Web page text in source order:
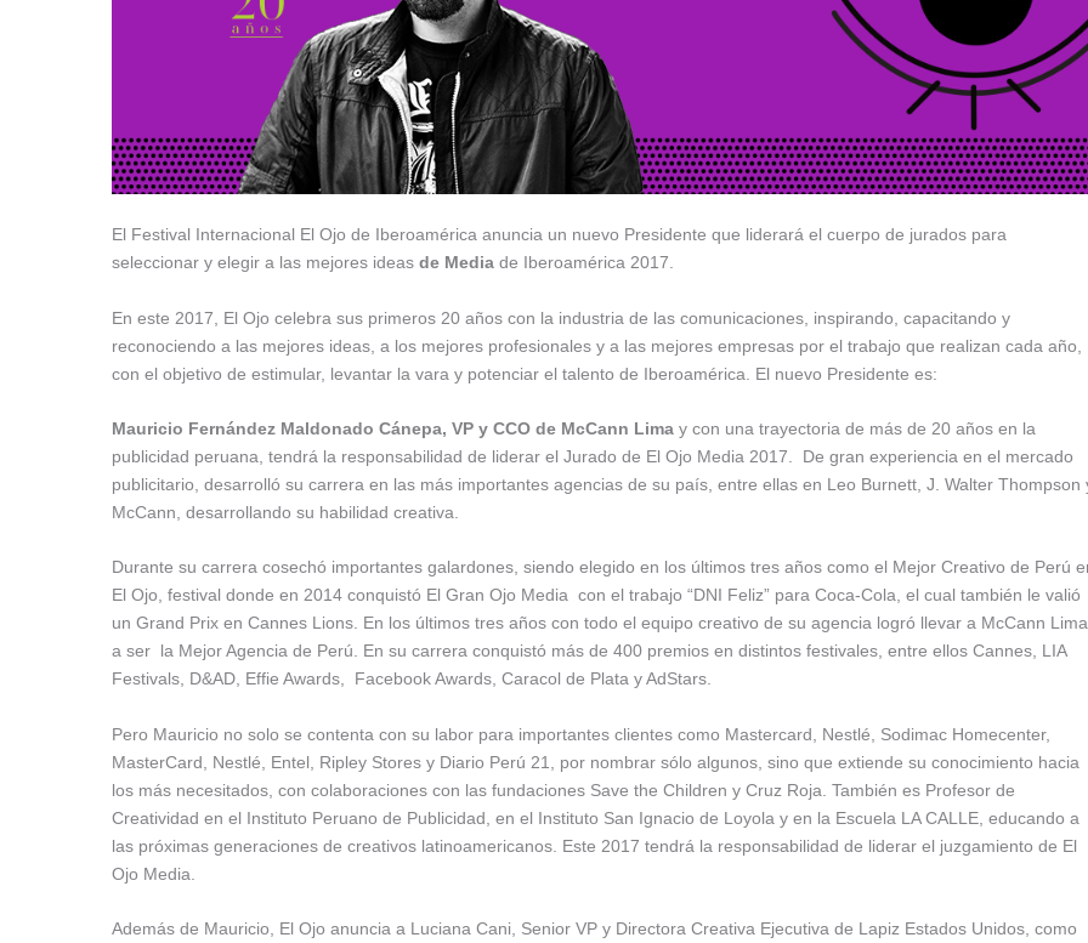
El Festival Internacional El Ojo de Iberoamérica anuncia un nuevo Presidente que liderará el cuerpo de jurados para
seleccionar y elegir a las mejores ideas de Media de Iberoamérica 2017.
En este 2017, El Ojo celebra sus primeros 20 años con la industria de las comunicaciones, inspirando, capacitando y
reconociendo a las mejores ideas, a los mejores profesionales y a las mejores empresas por el trabajo que realizan cada año,
con el objetivo de estimular, levantar la vara y potenciar el talento de Iberoamérica. El nuevo Presidente es:
Mauricio Fernández Maldonado Cánepa, VP y CCO de McCann Lima y con una trayectoria de más de 20 años en la
publicidad peruana, tendrá la responsabilidad de liderar el Jurado de El Ojo Media 2017. De gran experiencia en el mercado
publicitario, desarrolló su carrera en las más importantes agencias de su país, entre ellas en Leo Burnett, J. Walter Thompson
McCann, desarrollando su habilidad creativa.
Durante su carrera cosechó importantes galardones, siendo elegido en los últimos tres años como el Mejor Creativo de Perú
El Ojo, festival donde en 2014 conquistó El Gran Ojo Media con el trabajo “DNI Feliz” para Coca-Cola, el cual también le valió
un Grand Prix en Cannes Lions. En los últimos tres años con todo el equipo creativo de su agencia logró llevar a McCann Lima
a ser la Mejor Agencia de Perú. En su carrera conquistó más de 400 premios en distintos festivales, entre ellos Cannes, LIA
Festivals, D&AD, Effie Awards, Facebook Awards, Caracol de Plata y AdStars.
Pero Mauricio no solo se contenta con su labor para importantes clientes como Mastercard, Nestlé, Sodimac Homecenter,
MasterCard, Nestlé, Entel, Ripley Stores y Diario Perú 21, por nombrar sólo algunos, sino que extiende su conocimiento hacia
los más necesitados, con colaboraciones con las fundaciones Save the Children y Cruz Roja. También es Profesor de
Creatividad en el Instituto Peruano de Publicidad, en el Instituto San Ignacio de Loyola y en la Escuela LA CALLE, educando a
las próximas generaciones de creativos latinoamericanos. Este 2017 tendrá la responsabilidad de liderar el juzgamiento de El
Ojo Media.
Además de Mauricio, El Ojo anuncia a Luciana Cani, Senior VP y Directora Creativa Ejecutiva de Lapiz Estados Unidos, como